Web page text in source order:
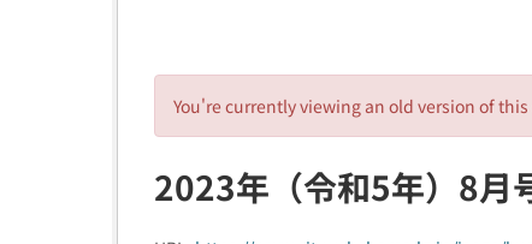
You're currently viewing an old version of
2023年（令和5年）8月